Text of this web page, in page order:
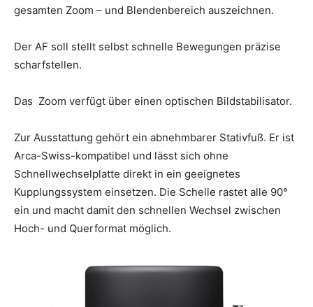
gesamten Zoom – und Blendenbereich auszeichnen.
Der AF soll stellt selbst schnelle Bewegungen präzise
scharfstellen.
Das Zoom verfügt über einen optischen Bildstabilisator.
Zur Ausstattung gehört ein abnehmbarer Stativfuß. Er ist
Arca-Swiss-kompatibel und lässt sich ohne
Schnellwechselplatte direkt in ein geeignetes
Kupplungssystem einsetzen. Die Schelle rastet alle 90°
ein und macht damit den schnellen Wechsel zwischen
Hoch- und Querformat möglich.